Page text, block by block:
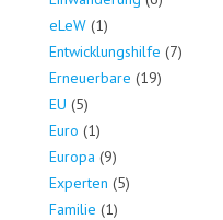
eLeW (1)
Entwicklungshilfe (7)
Erneuerbare (19)
EU (5)
Euro (1)
Europa (9)
Experten (5)
Familie (1)